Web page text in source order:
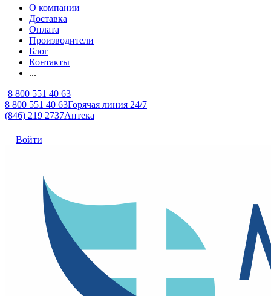
О компании
Доставка
Оплата
Производители
Блог
Контакты
...
8 800 551 40 63
8 800 551 40 63Горячая линия 24/7
(846) 219 2737Аптека
Войти